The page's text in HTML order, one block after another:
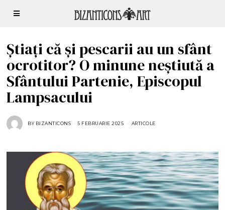
Știați că și pescarii au un sfânt
ocrotitor? O minune neștiută a
Sfântului Partenie, Episcopul
Lampsacului
BY BIZANTICONS 5 FEBRUARIE 2025
U
A
R
I
E
2
0
2
5
ARTICOLE